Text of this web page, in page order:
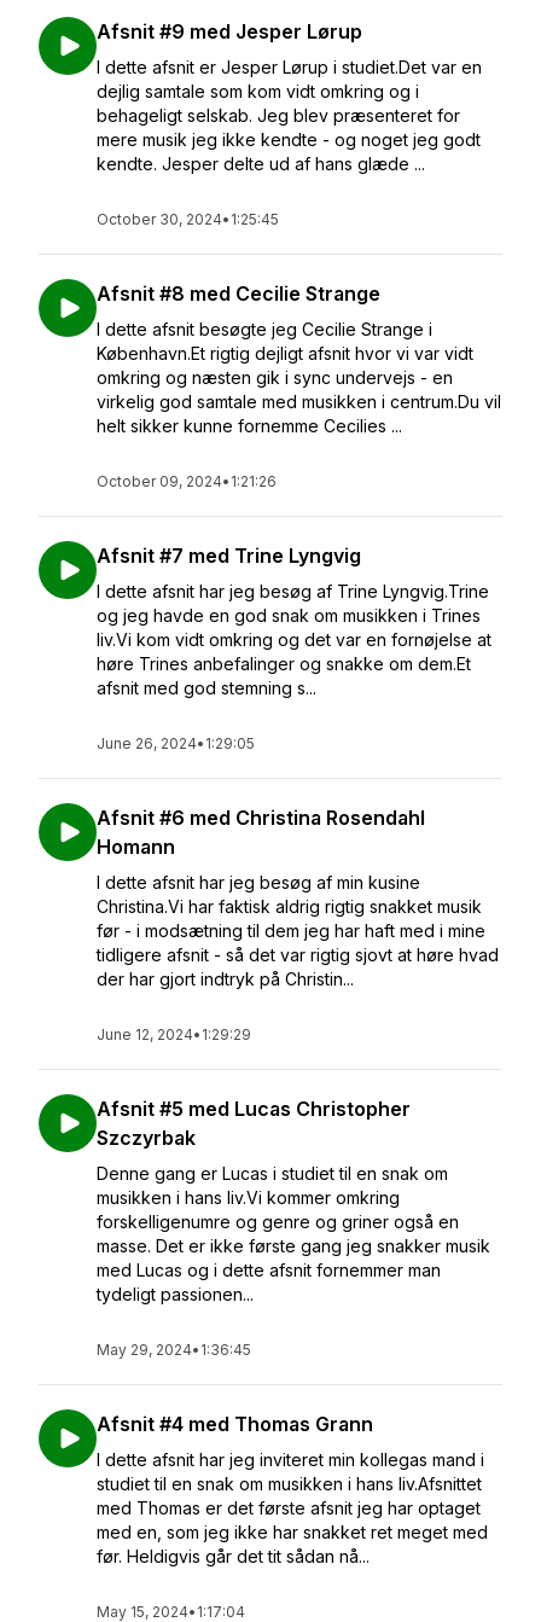
Afsnit #9 med Jesper Lørup
I dette afsnit er Jesper Lørup i studiet.Det var en
dejlig samtale som kom vidt omkring og i
behageligt selskab. Jeg blev præsenteret for
mere musik jeg ikke kendte - og noget jeg godt
kendte. Jesper delte ud af hans glæde ...
October 30, 2024• 1:25:45
Afsnit #8 med Cecilie Strange
I dette afsnit besøgte jeg Cecilie Strange i
København.Et rigtig dejligt afsnit hvor vi var vidt
omkring og næsten gik i sync undervejs - en
virkelig god samtale med musikken i centrum.Du vil
helt sikker kunne fornemme Cecilies ...
October 09, 2024• 1:21:26
Afsnit #7 med Trine Lyngvig
I dette afsnit har jeg besøg af Trine Lyngvig.Trine
og jeg havde en god snak om musikken i Trines
liv.Vi kom vidt omkring og det var en fornøjelse at
høre Trines anbefalinger og snakke om dem.Et
afsnit med god stemning s...
June 26, 2024• 1:29:05
Afsnit #6 med Christina Rosendahl
Homann
I dette afsnit har jeg besøg af min kusine
Christina.Vi har faktisk aldrig rigtig snakket musik
før - i modsætning til dem jeg har haft med i mine
tidligere afsnit - så det var rigtig sjovt at høre hvad
der har gjort indtryk på Christin...
June 12, 2024• 1:29:29
Afsnit #5 med Lucas Christopher
Szczyrbak
Denne gang er Lucas i studiet til en snak om
musikken i hans liv.Vi kommer omkring
forskelligenumre og genre og griner også en
masse. Det er ikke første gang jeg snakker musik
med Lucas og i dette afsnit fornemmer man
tydeligt passionen...
May 29, 2024• 1:36:45
Afsnit #4 med Thomas Grann
I dette afsnit har jeg inviteret min kollegas mand i
studiet til en snak om musikken i hans liv.Afsnittet
med Thomas er det første afsnit jeg har optaget
med en, som jeg ikke har snakket ret meget med
før. Heldigvis går det tit sådan nå...
May 15, 2024• 1:17:04